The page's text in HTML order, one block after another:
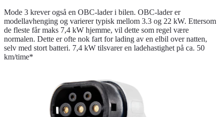
Mode 3 krever også en OBC-lader i bilen. OBC-lader er
modellavhenging og varierer typisk mellom 3.3 og 22 kW. Ettersom
de fleste får maks 7,4 kW hjemme, vil dette som regel være
normalen. Dette er ofte nok fart for lading av en elbil over natten,
selv med stort batteri. 7,4 kW tilsvarer en ladehastighet på ca. 50
km/time*